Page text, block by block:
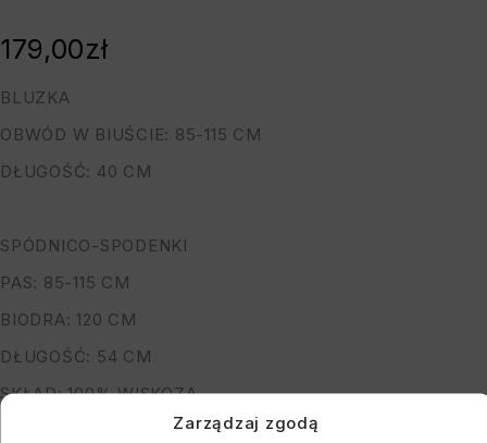
Zarządzaj zgodą
BLUZKA
OBWÓD W BIUŚCIE: 85-115 CM
DŁUGOŚĆ: 40 CM
SPÓDNICO-SPODENKI
PAS: 85-115 CM
BIODRA: 120 CM
DŁUGOŚĆ: 54 CM
SKŁAD: 100% WISKOZA
*PODANE WYMIARY SĄ MAKSYMALNYMI
179,00zł